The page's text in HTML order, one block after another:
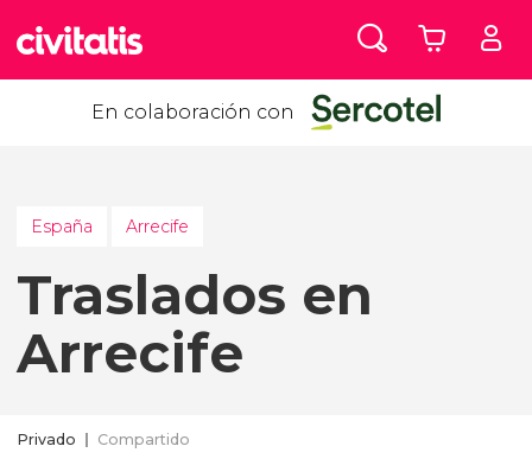
En colaboración con
España Arrecife
Traslados en
Arrecife
Privado Compartido